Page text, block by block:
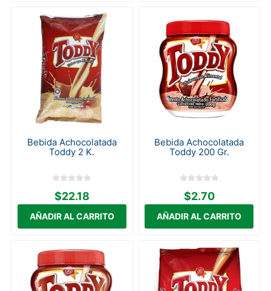
Bebida Achocolatada
Toddy 2 K.
$22.18
Bebida Achocolatada
Toddy 200 Gr.
$2.70